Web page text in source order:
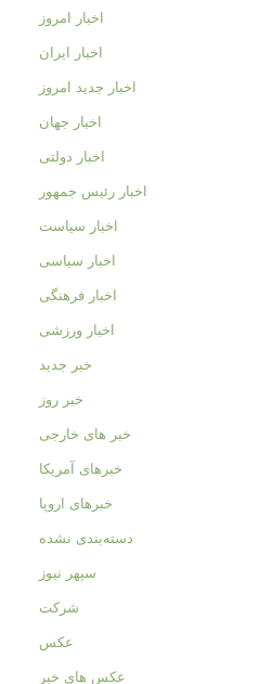
اخبار امروز
اخبار ایران
اخبار جدید امروز
اخبار جهان
اخبار دولتی
اخبار رئیس جمهور
اخبار سیاست
اخبار سیاسی
اخبار فرهنگی
اخبار ورزشی
خبر جدید
خبر روز
خبر های خارجی
خبرهای آمریکا
خبرهای اروپا
دسته‌بندی نشده
سپهر نیوز
شرکت
عکس
عکس های خبر